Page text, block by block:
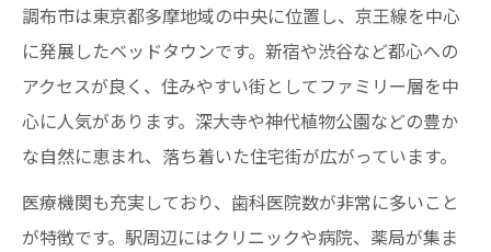
調布市は東京都多摩地域の中央に位置し、京王線を中心
に発展したベッドタウンです。新宿や渋谷など都心への
アクセスが良く、住みやすい街としてファミリー層を中
心に人気があります。深大寺や神代植物公園などの豊か
な自然に恵まれ、落ち着いた住宅街が広がっています。
医療機関も充実しており、歯科医院数が非常に多いこと
が特徴です。駅周辺にはクリニックや病院、薬局が集ま